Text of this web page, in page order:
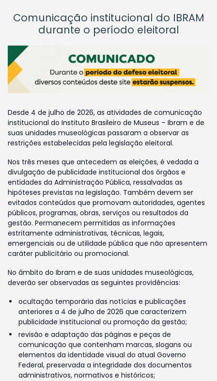
Comunicação institucional do IBRAM
durante o período eleitoral
Desde 4 de julho de 2026, as atividades de comunicação
institucional do Instituto Brasileiro de Museus – Ibram e de
suas unidades museológicas passaram a observar as
restrições estabelecidas pela legislação eleitoral.
Nos três meses que antecedem as eleições, é vedada a
divulgação de publicidade institucional dos órgãos e
entidades da Administração Pública, ressalvadas as
hipóteses previstas na legislação. Também devem ser
evitados conteúdos que promovam autoridades, agentes
públicos, programas, obras, serviços ou resultados da
gestão. Permanecem permitidas as informações
estritamente administrativas, técnicas, legais,
emergenciais ou de utilidade pública que não apresentem
caráter publicitário ou promocional.
No âmbito do Ibram e de suas unidades museológicas,
deverão ser observadas as seguintes providências:
ocultação temporária das notícias e publicações
anteriores a 4 de julho de 2026 que caracterizem
publicidade institucional ou promoção da gestão;
revisão e adaptação das páginas e peças de
comunicação que contenham marcas, slogans ou
elementos da identidade visual do atual Governo
Federal, preservada a integridade dos documentos
administrativos, normativos e históricos;